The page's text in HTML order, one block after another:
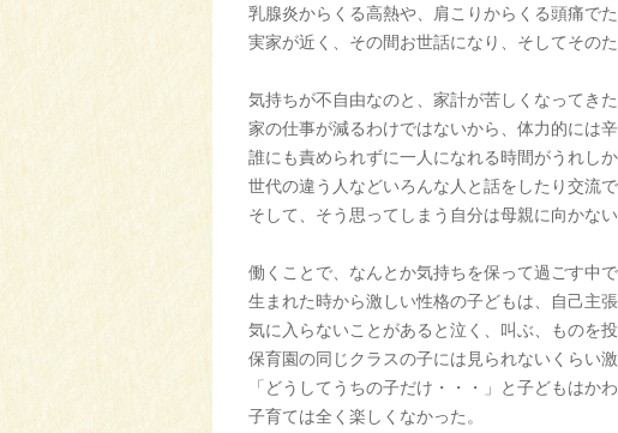
乳腺炎からくる高熱や、肩こりからくる頭痛で
実家が近く、その間お世話になり、そしてその
気持ちが不自由なのと、家計が苦しくなってき
家の仕事が減るわけではないから、体力的には辛
誰にも責められずに一人になれる時間がうれしか
世代の違う人などいろんな人と話をしたり交流
そして、そう思ってしまう自分は母親に向かな
働くことで、なんとか気持ちを保って過ごす中で
生まれた時から激しい性格の子どもは、自己主
気に入らないことがあると泣く、叫ぶ、ものを投
保育園の同じクラスの子には見られないくらい
「どうしてうちの子だけ・・・」と子どもはか
子育ては全く楽しくなかった。